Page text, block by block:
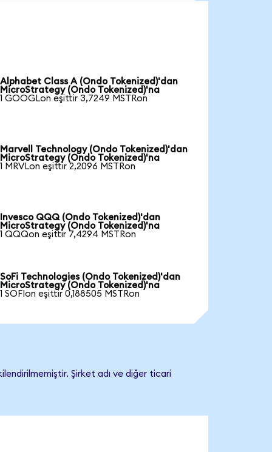
Alphabet Class A (Ondo Tokenized)'dan
MicroStrategy (Ondo Tokenized)'na
1 GOOGLon eşittir 3,7249 MSTRon
Marvell Technology (Ondo Tokenized)'dan
MicroStrategy (Ondo Tokenized)'na
1 MRVLon eşittir 2,2096 MSTRon
Invesco QQQ (Ondo Tokenized)'dan
MicroStrategy (Ondo Tokenized)'na
1 QQQon eşittir 7,4294 MSTRon
SoFi Technologies (Ondo Tokenized)'dan
MicroStrategy (Ondo Tokenized)'na
1 SOFIon eşittir 0,188505 MSTRon
Şirket adı ve diğer ticari